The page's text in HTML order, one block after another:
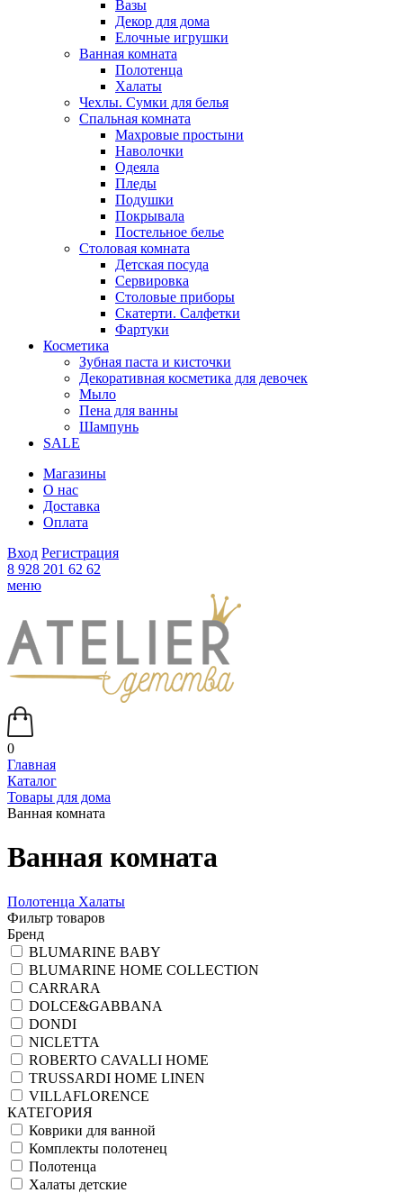
Вазы
Декор для дома
Елочные игрушки
Ванная комната
Полотенца
Халаты
Чехлы. Сумки для белья
Спальная комната
Махровые простыни
Наволочки
Одеяла
Пледы
Подушки
Покрывала
Постельное белье
Столовая комната
Детская посуда
Сервировка
Столовые приборы
Скатерти. Салфетки
Фартуки
Косметика
Зубная паста и кисточки
Декоративная косметика для девочек
Мыло
Пена для ванны
Шампунь
SALE
Магазины
О нас
Доставка
Оплата
Вход Регистрация
8 928 201 62 62
меню
0
Главная
Каталог
Товары для дома
Ванная комната
Ванная комната
Полотенца Халаты
Фильтр товаров
Бренд
BLUMARINE BABY
BLUMARINE HOME COLLECTION
CARRARA
DOLCE&GABBANA
DONDI
NICLETTA
ROBERTO CAVALLI HOME
TRUSSARDI HOME LINEN
VILLAFLORENCE
КАТЕГОРИЯ
Коврики для ванной
Комплекты полотенец
Полотенца
Халаты детские